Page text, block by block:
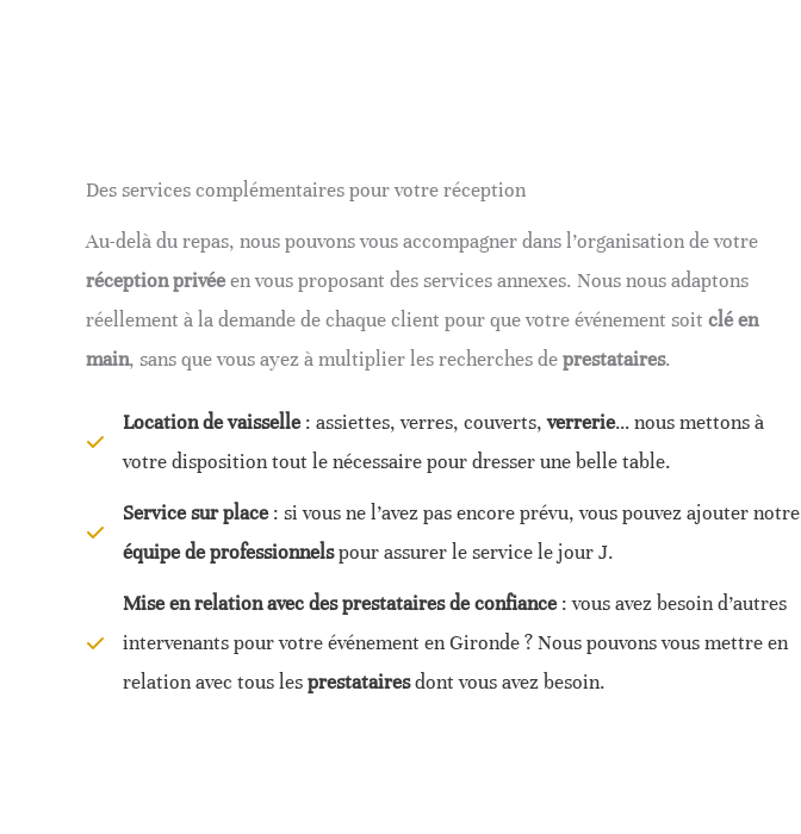
Des services complémentaires pour votre réception
Au-delà du repas, nous pouvons vous accompagner dans l’organisation de votre
réception privéeen vous proposant des services annexes. Nous nous adaptons
réellement à la demande de chaque client pour que votre événement soit clé en
main, sans que vous ayez à multiplier les recherches deprestataires.
Location de vaisselle: assiettes, verres, couverts,verrerie… nous mettons à
votre disposition tout le nécessaire pour dresser une belle table.
Service sur place: si vous ne l’avez pas encore prévu, vous pouvez ajouter notre
équipe de professionnelspour assurer le service le jour J.
Mise en relation avec des prestataires de confiance: vous avez besoin d’autres
intervenants pour votre événement en Gironde ? Nous pouvons vous mettre en
relation avec tous lesprestatairesdont vous avez besoin.